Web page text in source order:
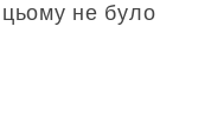
не було